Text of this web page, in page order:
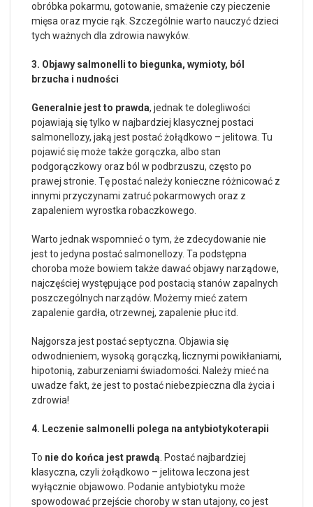
obróbka pokarmu, gotowanie, smażenie czy pieczenie
mięsa oraz mycie rąk. Szczególnie warto nauczyć dzieci
tych ważnych dla zdrowia nawyków.
3. Objawy salmonelli to biegunka, wymioty, ból
brzucha i nudności
Generalnie jest to prawda, jednak te dolegliwości
pojawiają się tylko w najbardziej klasycznej postaci
salmonellozy, jaką jest postać żołądkowo – jelitowa. Tu
pojawić się może także gorączka, albo stan
podgorączkowy oraz ból w podbrzuszu, często po
prawej stronie. Tę postać należy konieczne różnicować z
innymi przyczynami zatruć pokarmowych oraz z
zapaleniem wyrostka robaczkowego.
Warto jednak wspomnieć o tym, że zdecydowanie nie
jest to jedyna postać salmonellozy. Ta podstępna
choroba może bowiem także dawać objawy narządowe,
najczęściej występujące pod postacią stanów zapalnych
poszczególnych narządów. Możemy mieć zatem
zapalenie gardła, otrzewnej, zapalenie płuc itd.
Najgorsza jest postać septyczna. Objawia się
odwodnieniem, wysoką gorączką, licznymi powikłaniami,
hipotonią, zaburzeniami świadomości. Należy mieć na
uwadze fakt, że jest to postać niebezpieczna dla życia i
zdrowia!
4. Leczenie salmonelli polega na antybiotykoterapii
To nie do końca jest prawdą . Postać najbardziej
klasyczna, czyli żołądkowo – jelitowa leczona jest
wyłącznie objawowo. Podanie antybiotyku może
spowodować przejście choroby w stan utajony, co jest